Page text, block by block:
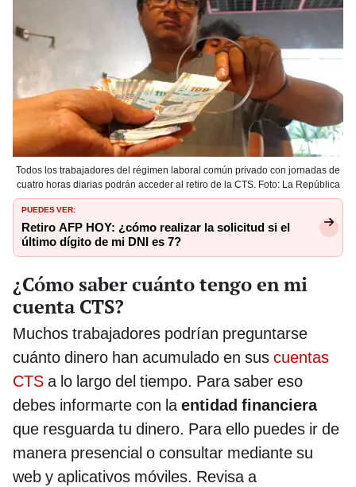
Todos los trabajadores del régimen laboral común privado con jornadas de
cuatro horas diarias podrán acceder al retiro de la CTS. Foto: La República
PUEDES VER:
Retiro AFP HOY: ¿cómo realizar la solicitud si el
último dígito de mi DNI es 7?
¿Cómo saber cuánto tengo en mi
cuenta CTS?
Muchos trabajadores podrían preguntarse
cuánto dinero han acumulado en sus cuentas
CTS a lo largo del tiempo. Para saber eso
debes informarte con laentidad financiera
que resguarda tu dinero. Para ello puedes ir de
manera presencial o consultar mediante su
web y aplicativos móviles. Revisa a